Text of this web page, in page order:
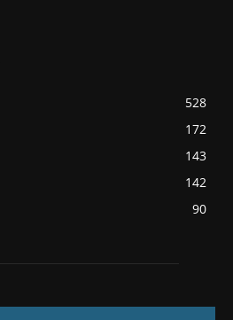
528
172
143
142
90